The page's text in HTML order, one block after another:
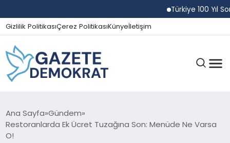
Türkiye 100 Yıl
Gizlilik PolitikasıÇerez PolitikasıKünyeİletişim
GÜNDEM
Ana Sayfa Gündem
Restoranlarda Ek Ücret Tuzağına Son: Menüde Ne Varsa
O!